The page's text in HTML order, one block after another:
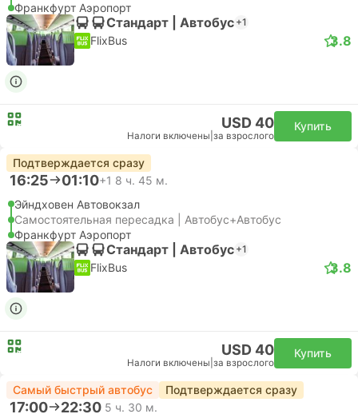
Франкфурт Аэропорт
Стандарт | Автобус +1
FlixBus 3.8
USD 40
Налоги включены за взрослого
Купить
Подтверждается сразу
16:25 01:10+1 8 ч. 45 м.
Эйндховен Автовокзал
Самостоятельная пересадка | Автобус+Автобус
Франкфурт Аэропорт
Стандарт | Автобус +1
FlixBus 3.8
USD 40
Налоги включены за взрослого
Купить
Самый быстрый автобус Подтверждается сразу
17:00 22:30 5 ч. 30 м.